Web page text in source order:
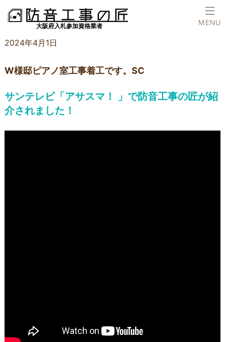
MENU
2024年4月1日
W様邸ピアノ室工事着工です。SC
サンテレビ「アサスマ！ 」で防音工事の匠が紹
介されました！